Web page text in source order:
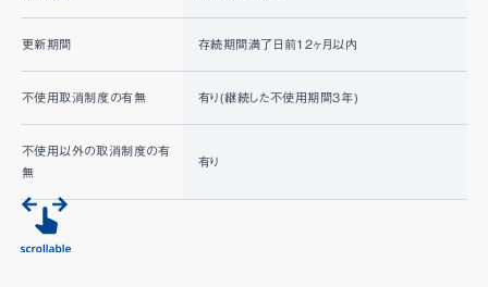
更新期間 存続期間満了日前12ヶ月以内
不使用取消制度の有無 有り(継続した不使用期間3年)
不使用以外の取消制度の有
無
有り